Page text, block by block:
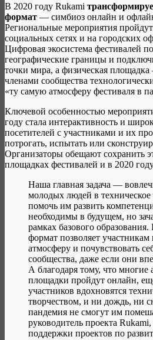
В 2020 году Rukami
формат — симбиоз онлайн и
Региональные мероприятия
социальных сетях и на городских
Цифровая экосистема фестивалей
географические границы и
точки мира, а физическая
членами сообщества
«ту самую атмосферу фестиваля в
Ключевой особенностью
году стала интерактивность и
посетителей с участниками и их
потрогать, испытать или
Организаторы обещают сохранить
площадках фестивалей и в 2020
Наша главная задача —
молодых людей в техническое
помочь им развить
необходимы в будущем, но
рамках базового
формат позволяет участникам
атмосферу и почувствовать
сообщества, даже если они
А благодаря тому, что многие
площадки пройдут онлайн,
участников вдохновятся
творчеством, и ни дождь, ни
пандемия не смогут им
руководитель проекта
поддержки проектов по